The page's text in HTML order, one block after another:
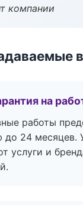
компании
на
работы
до 24 месяцев.
услуги и